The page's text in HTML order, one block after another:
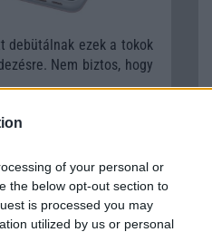
of your personal or
the below opt-out section to
is processed you may
utilized by us or personal
debütálnak ezek a tokok
Nem biztos, hogy